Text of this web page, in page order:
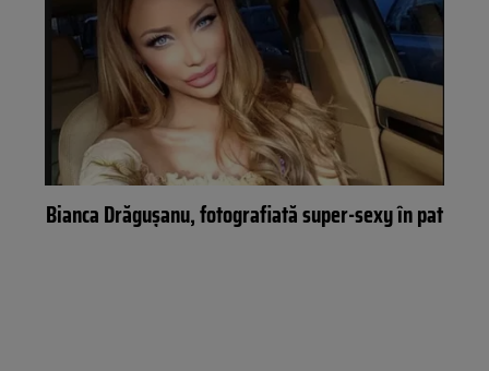
Bianca Drăgușanu, fotografiată super-sexy în pat